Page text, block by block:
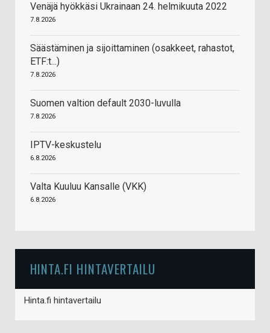
Venäjä hyökkäsi Ukrainaan 24. helmikuuta 2022
7.8.2026
Säästäminen ja sijoittaminen (osakkeet, rahastot,
ETF:t...)
7.8.2026
Suomen valtion default 2030-luvulla
7.8.2026
IPTV-keskustelu
6.8.2026
Valta Kuuluu Kansalle (VKK)
6.8.2026
HINTA.FI HINTAVERTAILU
Hinta.fi hintavertailu